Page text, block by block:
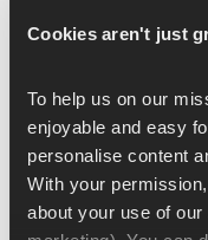
Cookies aren't just
To help us on our
enjoyable and easy
personalise content
With your
about your use of
des temps
5 min 50 s/km »)
Pour vous assurer que
rendre dans : Plan →
Enregistrement